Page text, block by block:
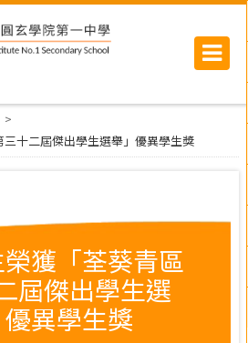
>
十二屆傑出學生選舉」優異學生獎
獲「荃葵青區
屆傑出學生選
異學生獎